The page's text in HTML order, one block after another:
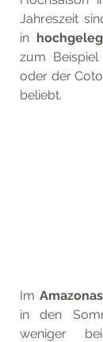
Jahreszeit
in
zum
oder der
beliebt.
Im Amazonas
in den
weniger